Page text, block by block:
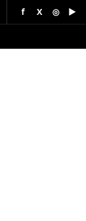
f X ◎ ▶